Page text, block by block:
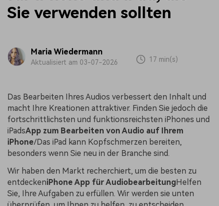
Sie verwenden sollten
Maria Wiedermann
Aktualisiert am 03-07-2026 17 min(s)
Das Bearbeiten Ihres Audios verbessert den Inhalt und
macht Ihre Kreationen attraktiver. Finden Sie jedoch die
fortschrittlichsten und funktionsreichsten iPhones und
iPadsApp zum Bearbeiten von Audio auf Ihrem
iPhone/Das iPad kann Kopfschmerzen bereiten,
besonders wenn Sie neu in der Branche sind.
Wir haben den Markt recherchiert, um die besten zu
entdeckeniPhone App für AudiobearbeitungHelfen
Sie, Ihre Aufgaben zu erfüllen. Wir werden sie unten